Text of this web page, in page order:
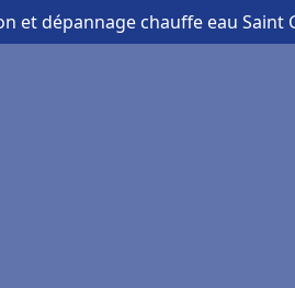
et dépannage chauffe eau Saint